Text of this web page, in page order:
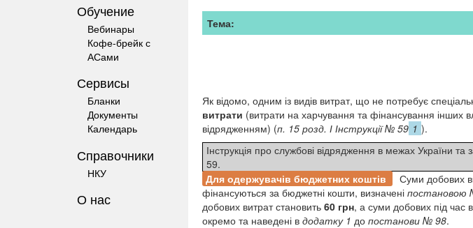
Обучение
Вебинары
Кофе-брейк с
АСами
Сервисы
Бланки
Документы
Календарь
Справочники
НКУ
О нас
Тема:
Як відомо, одним із видів витрат, що не потребує
витрати (витрати на харчування та фінансування інших
відрядженням) (п. 15 розд. І Інструкції № 59 1 ).
Інструкція про службові відрядження в межах України
59.
Для одержувачів бюджетних коштів
Суми добових
фінансуються за бюджетні кошти, визначені постановою
добових витрат становить 60 грн, а суми добових під час
окремо та наведені в додатку 1 до постанови № 98.